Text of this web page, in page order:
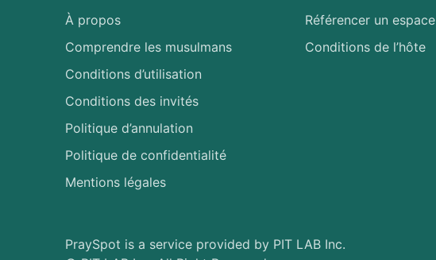
À propos
Comprendre les musulmans
Conditions d’utilisation
Conditions des invités
Politique d’annulation
Politique de confidentialité
Mentions légales
Référencer un espace
Conditions de l’hôte
PraySpot is a service provided by PIT LAB Inc.